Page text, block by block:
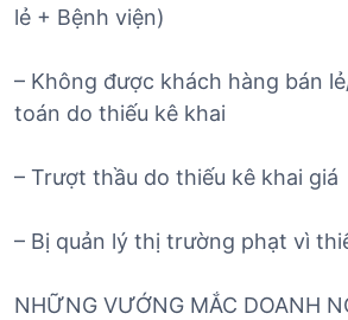
lẻ + Bệnh viện)
– Không được khách hàng bán
toán do thiếu kê khai
– Trượt thầu do thiếu kê khai giá
– Bị quản lý thị trường phạt vì
NHỮNG VƯỚNG MẮC DOANH